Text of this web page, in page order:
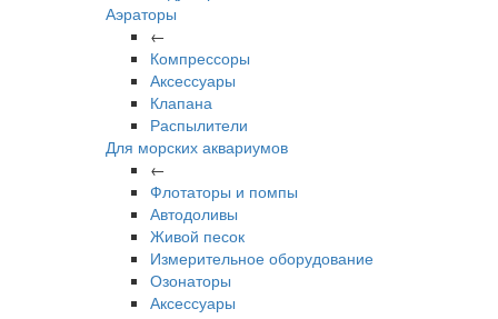
Аэраторы
←
Компрессоры
Аксессуары
Клапана
Распылители
Для морских аквариумов
←
Флотаторы и помпы
Автодоливы
Живой песок
Измерительное оборудование
Озонаторы
Аксессуары